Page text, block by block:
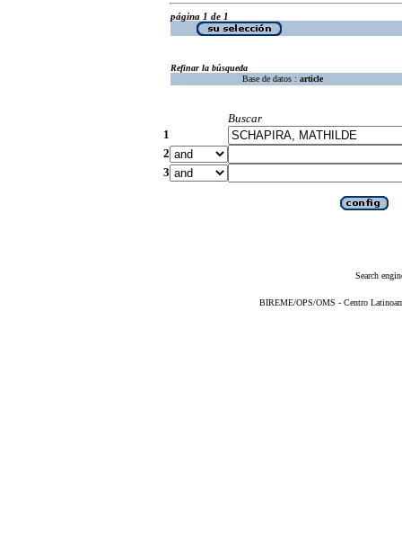
página 1 de 1
Refinar la búsqueda
Base de datos : article
Buscar
1
2
3
Search
BIREME/OPS/OMS - Centro